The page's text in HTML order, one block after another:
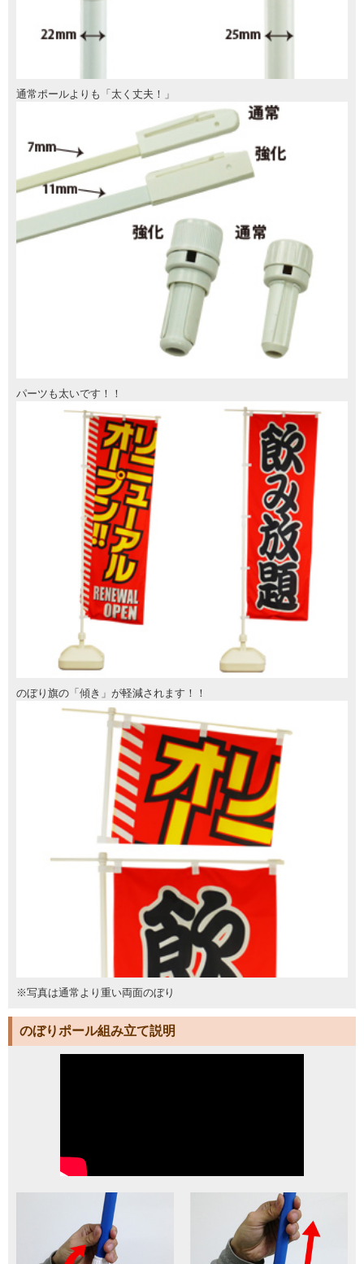
通常ポールよりも「太く丈夫！」
パーツも太いです！！
のぼり旗の「傾き」が軽減されます！！
※写真は通常より重い両面のぼり
のぼりポール組み立て説明